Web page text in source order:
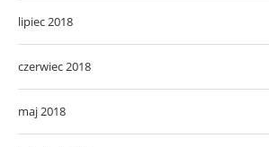
lipiec 2018
czerwiec 2018
maj 2018